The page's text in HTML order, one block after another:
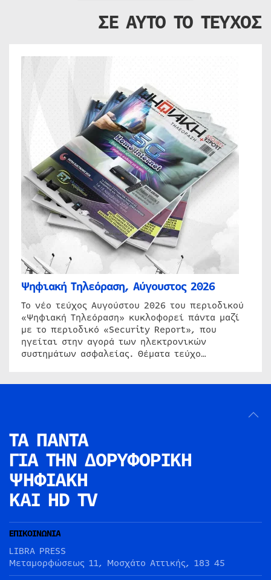
ΣΕ ΑΥΤΟ ΤΟ ΤΕΥΧΟΣ
Ψηφιακή Τηλεόραση, Αύγουστος 2026
Το νέο τεύχος Αυγούστου 2026 του περιοδικού
«Ψηφιακή Τηλεόραση» κυκλοφορεί πάντα μαζί
με το περιοδικό «Security Report», που
ηγείται στην αγορά των ηλεκτρονικών
συστημάτων ασφαλείας. Θέματα τεύχο…
ΤΑ ΠΑΝΤΑ
ΓΙΑ ΤΗΝ ΔΟΡΥΦΟΡΙΚΗ
ΨΗΦΙΑΚΗ
ΚΑΙ HD TV
ΕΠΙΚΟΙΝΩΝΙΑ
LIBRA PRESS
Μεταμορφώσεως 11, Μοσχάτο Αττικής, 183 45